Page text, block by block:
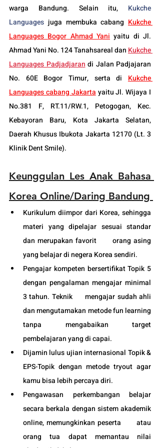
warga Bandung. Selain itu, Kukche
Languages juga membuka cabang Kukche
Languages Bogor Ahmad Yani yaitu di Jl.
Ahmad Yani No. 124 Tanahsareal dan Kukche
Languages Padjadjaran di Jalan Padjajaran
No. 60E Bogor Timur, serta di Kukche
Languages cabang Jakarta yaitu Jl. Wijaya I
No.381 F, RT.11/RW.1, Petogogan, Kec.
Kebayoran Baru, Kota Jakarta Selatan,
Daerah Khusus Ibukota Jakarta 12170 (Lt. 3
Klinik Dent Smile).
Keunggulan Les Anak Bahasa
Kurikulum diimpor dari Korea, sehingga
materi yang dipelajar sesuai standar
dan merupakan favorit      orang asing
yang belajar di negera Korea sendiri.
Pengajar kompeten bersertifikat Topik 5
dengan pengalaman mengajar minimal
3 tahun. Teknik      mengajar sudah ahli
dan mengutamakan metode fun learning
tanpa mengabaikan target
pembelajaran yang di capai.
Dijamin lulus ujian internasional Topik &
EPS-Topik dengan metode tryout agar
kamu bisa lebih percaya diri.
Pengawasan perkembangan belajar
secara berkala dengan sistem akademik
online, memungkinkan peserta      atau
orang tua dapat memantau nilai